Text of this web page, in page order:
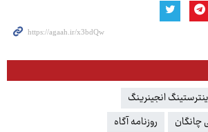
انجینرینگ
روزنامه آگاه